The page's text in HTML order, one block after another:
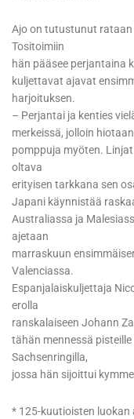
Ajo on tutustunut rataan
Tositoimiin
hän pääsee perjantaina
kuljettavat ajavat
harjoituksen.
– Perjantai ja kenties
merkeissä, jolloin
pomppuja myöten.
oltava
erityisen tarkkana sen
Japani käynnistää
Australiassa ja
ajetaan
marraskuun
Valenciassa.
Espanjalaiskuljettaja
erolla
ranskalaiseen Johann
tähän mennessä
Sachsenringilla,
jossa hän sijoittui
* 125-kuutioisten luokan